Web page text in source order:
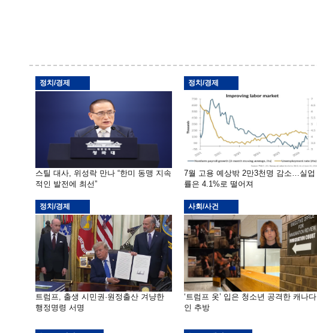
정치/경제
스틸 대사, 위성락 만나 “한미 동맹 지속
적인 발전에 최선”
정치/경제
7월 고용 예상밖 2만3천명 감소…실업
률은 4.1%로 떨어져
정치/경제
트럼프, 출생 시민권·원정출산 겨냥한
행정명령 서명
사회/사건
‘트럼프 옷’ 입은 청소년 공격한 캐나다
인 추방